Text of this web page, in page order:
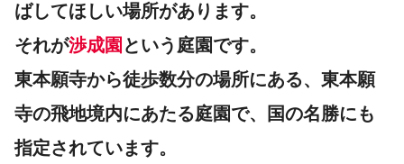
ばしてほしい場所があります。
それが渉成園 という庭園です。
東本願寺から徒歩数分の場所にある、東本願
寺の飛地境内にあたる庭園で、国の名勝にも
指定されています。